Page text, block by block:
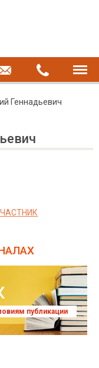
Геннадьевич
публикации